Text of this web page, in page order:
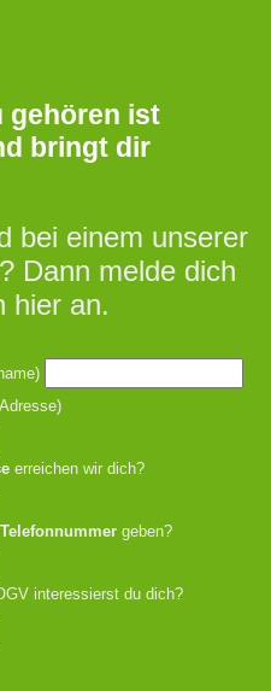
gehören ist
bringt dir
bei einem unserer
Dann melde dich
hier an.
erreichen wir dich?
Telefonnummer geben?
interessierst du dich?